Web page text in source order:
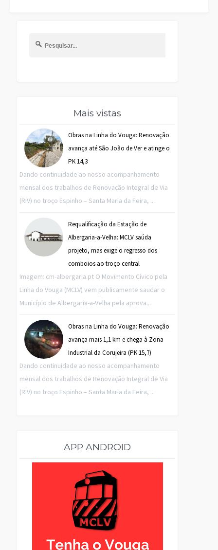
Mais vistas
Obras na Linha do Vouga: Renovação
avança até São João de Ver e atinge o
PK 14,3
Dando continuidade ao nosso acompanhamento
mensal dos trabalhos de Renovação Integral de Via
(RIV) no troço Espinho – Santa Maria da Feira, ...
Requalificação da Estação de
Albergaria-a-Velha: MCLV saúda
projeto, mas exige o regresso dos
comboios ao troço central
Imagem: cm-albergaria.pt O Movimento Cívico pela
Linha do Vouga (MCLV) vem publicamente saudar o
Município de Albergaria-a-Velha pela aprova...
Obras na Linha do Vouga: Renovação
avança mais 1,1 km e chega à Zona
Industrial da Corujeira (PK 15,7)
Dando continuidade ao nosso acompanhamento
mensal dos trabalhos de Renovação Integral de Via
(RIV) no troço Espinho – Santa Maria da Feira, ...
APP ANDROID